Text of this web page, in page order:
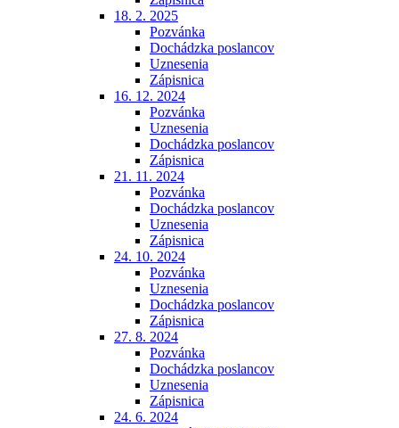
18. 2. 2025
Pozvánka
Dochádzka poslancov
Uznesenia
Zápisnica
16. 12. 2024
Pozvánka
Uznesenia
Dochádzka poslancov
Zápisnica
21. 11. 2024
Pozvánka
Dochádzka poslancov
Uznesenia
Zápisnica
24. 10. 2024
Pozvánka
Uznesenia
Dochádzka poslancov
Zápisnica
27. 8. 2024
Pozvánka
Dochádzka poslancov
Uznesenia
Zápisnica
24. 6. 2024